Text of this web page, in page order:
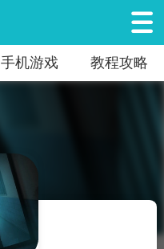
手机游戏 教程攻略